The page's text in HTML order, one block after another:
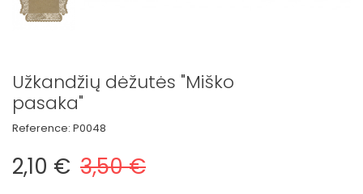
Užkandžių dėžutės "Miško
pasaka"
Reference: P0048
2,10 € 3,50 €